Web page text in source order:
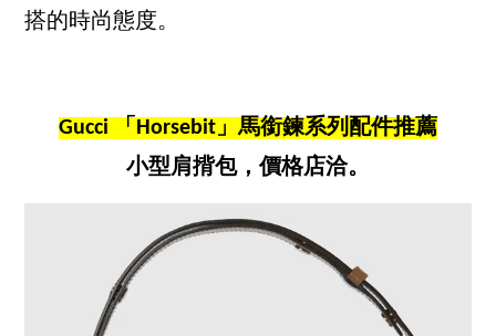
搭的時尚態度。
Gucci 「Horsebit」馬銜鍊系列配件推薦
小型肩揹包，價格店洽。